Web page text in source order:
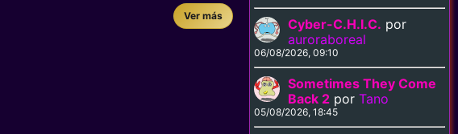
Ver más
Cyber-C.H.I.C. por
auroraboreal
06/08/2026, 09:10
Sometimes They Come
Back 2 porTano
05/08/2026, 18:45